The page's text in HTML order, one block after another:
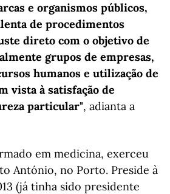
e organismos públicos,
de procedimentos
direto com o objetivo de
grupos de empresas,
humanos e utilização de
vista à satisfação de
particular", adianta a
em medicina, exerceu
António, no Porto. Preside à
(já tinha sido presidente